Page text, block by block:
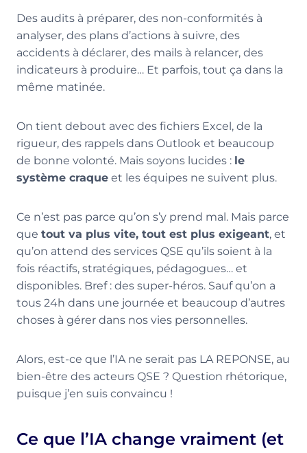
Des audits à préparer, des non-conformités à
analyser, des plans d’actions à suivre, des
accidents à déclarer, des mails à relancer, des
indicateurs à produire… Et parfois, tout ça dans la
même matinée.
On tient debout avec des fichiers Excel, de la
rigueur, des rappels dans Outlook et beaucoup
de bonne volonté. Mais soyons lucides : le
système craque et les équipes ne suivent plus.
Ce n’est pas parce qu’on s’y prend mal. Mais parce
que tout va plus vite, tout est plus exigeant, et
qu’on attend des services QSE qu’ils soient à la
fois réactifs, stratégiques, pédagogues… et
disponibles. Bref : des super-héros. Sauf qu’on a
tous 24h dans une journée et beaucoup d’autres
choses à gérer dans nos vies personnelles.
Alors, est-ce que l’IA ne serait pas LA REPONSE, au
bien-être des acteurs QSE ? Question rhétorique,
puisque j’en suis convaincu !
Ce que l’IA change vraiment (et